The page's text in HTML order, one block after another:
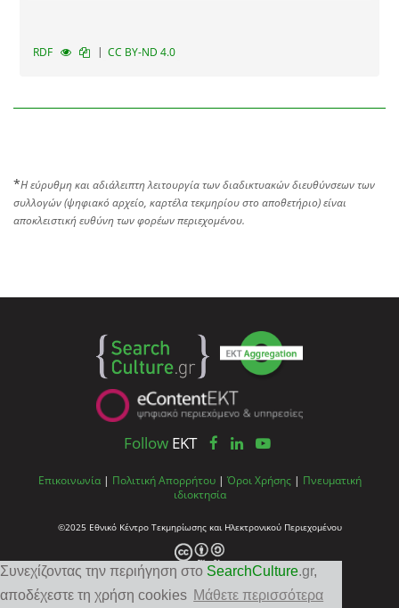
Συνεχίζοντας την περιήγηση στο SearchCulture.gr,
αποδέχεστε τη χρήση cookies Μάθετε περισσότερα
RDF | CC BY-ND 4.0
*Η εύρυθμη και αδιάλειπτη λειτουργία των διαδικτυακών διευθύνσεων των
συλλογών (ψηφιακό αρχείο, καρτέλα τεκμηρίου στο αποθετήριο) είναι
αποκλειστική ευθύνη των φορέων περιεχομένου.
Follow EKT
Επικοινωνία | Πολιτική Απορρήτου | Όροι Χρήσης | Πνευματική
ιδιοκτησία
©2025 Εθνικό Κέντρο Τεκμηρίωσης και Ηλεκτρονικού Περιεχομένου